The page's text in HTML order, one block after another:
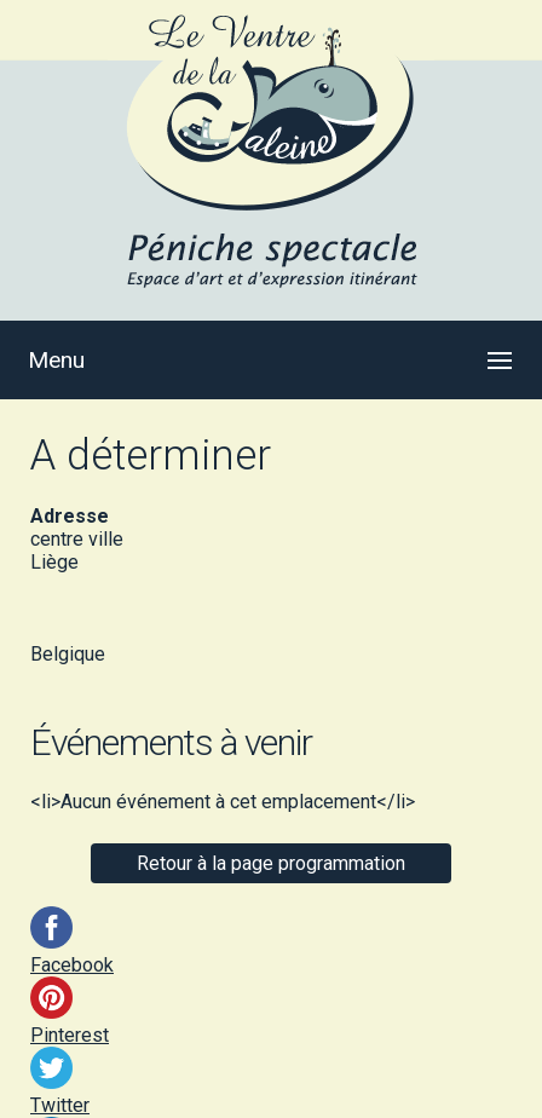
Menu
A déterminer
Adresse
centre ville
Liège
Belgique
Événements à venir
<li>Aucun événement à cet emplacement</li>
Retour à la page programmation
Facebook
Pinterest
Twitter